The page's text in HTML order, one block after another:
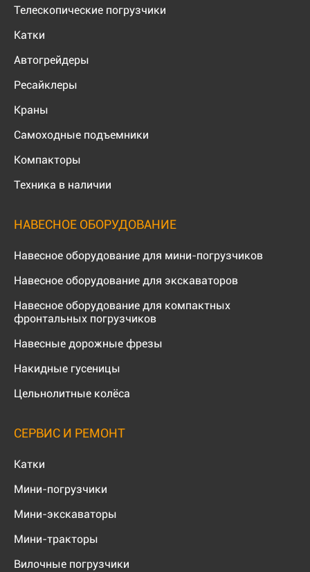
Телескопические погрузчики
Катки
Автогрейдеры
Ресайклеры
Краны
Самоходные подъемники
Компакторы
Техника в наличии
НАВЕСНОЕ ОБОРУДОВАНИЕ
Навесное оборудование для мини-погрузчиков
Навесное оборудование для экскаваторов
Навесное оборудование для компактных
фронтальных погрузчиков
Навесные дорожные фрезы
Накидные гусеницы
Цельнолитные колёса
СЕРВИС И РЕМОНТ
Катки
Мини-погрузчики
Мини-экскаваторы
Мини-тракторы
Вилочные погрузчики